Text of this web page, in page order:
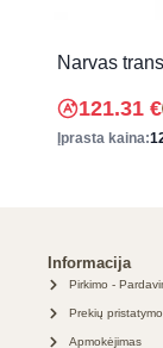
Narvas
121.31 €
Įprasta kaina:
Informacija
Pirkimo -
Prekių
Apmokėjimas